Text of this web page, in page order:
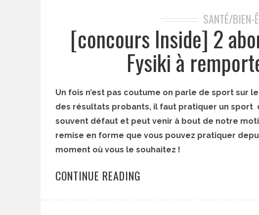
SANTÉ/BIEN-
[concours Inside] 2
Fysiki à
Un fois n’est pas coutume on parle de sport sur
des résultats probants, il faut pratiquer un sport
souvent défaut et peut venir à bout de notre
remise en forme que vous pouvez pratiquer
moment où vous le souhaitez !
CONTINUE READING